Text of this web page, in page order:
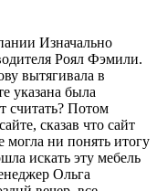
Изначально
Роял Фэмили.
вытягивала в
указана была
считать? Потом
сказав что сайт
могла ни понять итогу
искать эту мебель
Ольга